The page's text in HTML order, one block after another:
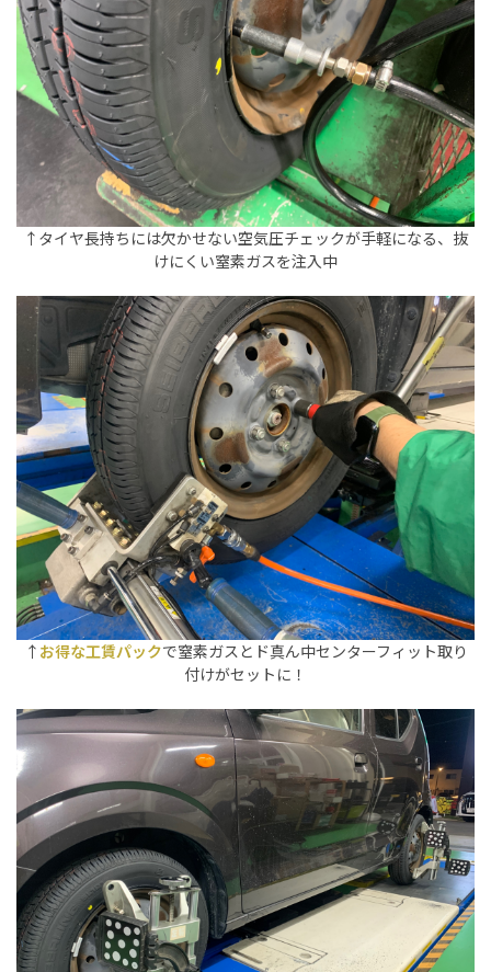
↑タイヤ長持ちには欠かせない空気圧チェックが手軽になる、抜
けにくい窒素ガスを注入中
↑ お得な工賃パックで窒素ガスとド真ん中センターフィット取り
付けがセットに！